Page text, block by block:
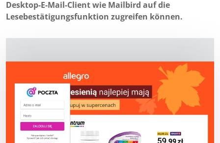
Desktop-E-Mail-Client wie Mailbird auf die
Lesebestätigungsfunktion zugreifen können.